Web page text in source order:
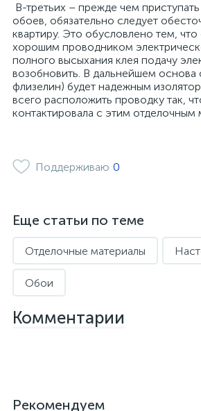
В-третьих – прежде чем
обоев, обязательно следует
квартиру. Это обусловлено тем, что
хорошим проводником
полного высыхания клея подачу
возобновить. В дальнейшем основа
флизелин) будет надежным
всего расположить проводку так,
контактировала с этим отделочным
Поддерживаю 0
Еще статьи по теме
Отделочные материалы
Обои
Комментарии
Рекомендуем